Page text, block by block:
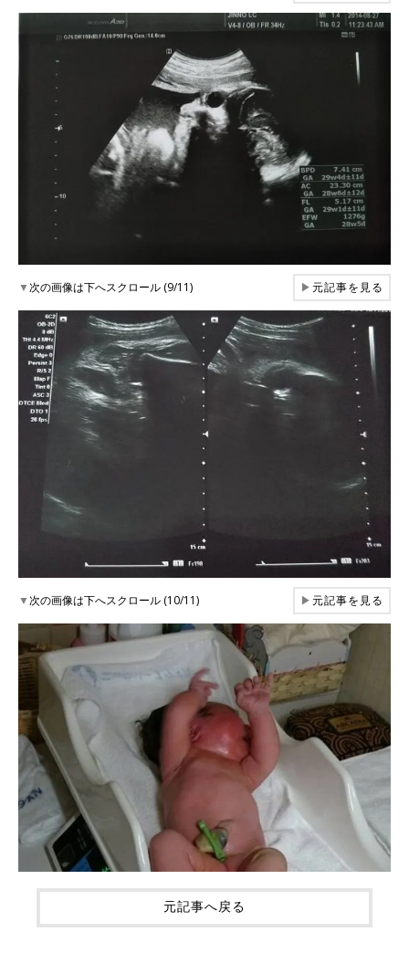
▼次の画像は下へスクロール (9/11) ▶元記事を見る
▼次の画像は下へスクロール (10/11) ▶元記事を見る
元記事へ戻る